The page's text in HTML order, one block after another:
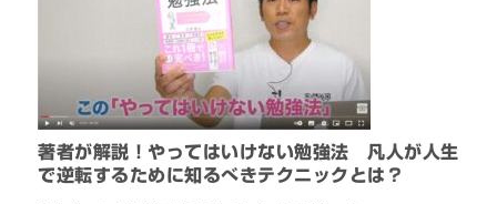
著者が解説！やってはいけない勉強法 凡人が人生
で逆転するために知るべきテクニックとは？